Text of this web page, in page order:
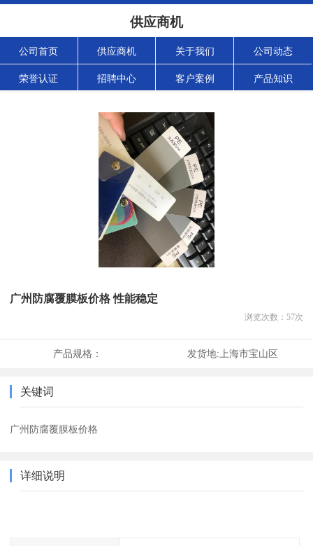
供应商机
公司首页 供应商机 关于我们 公司动态
荣誉认证 招聘中心 客户案例 产品知识
广州防腐覆膜板价格 性能稳定
浏览次数： 57次
产品规格： 发货地: 上海市宝山区
关键词
广州防腐覆膜板价格
详细说明